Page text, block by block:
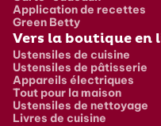
Application de recettes
Green Betty
Vers la boutique en
Ustensiles de cuisine
Ustensiles de pâtisserie
Appareils électriques
Tout pour la maison
Ustensiles de nettoyage
Livres de cuisine